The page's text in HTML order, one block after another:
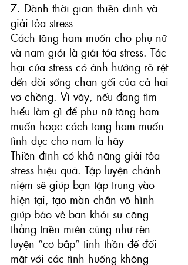
7. Dành thời gian thiền định và
giải tỏa stress
Cách tăng ham muốn cho phụ nữ
và nam giới là giải tỏa stress. Tác
hại của stress có ảnh hưởng rõ rệt
đến đời sống chăn gối của cả hai
vợ chồng. Vì vậy, nếu đang tìm
hiểu làm gì để phụ nữ tăng ham
muốn hoặc cách tăng ham muốn
tình dục cho nam là hãy
Thiền định có khả năng giải tỏa
stress hiệu quả. Tập luyện chánh
niệm sẽ giúp bạn tập trung vào
hiện tại, tạo màn chắn vô hình
giúp bảo vệ bạn khỏi sự căng
thẳng triền miên cũng như rèn
luyện “cơ bắp” tinh thần để đối
mặt với các tình huống không